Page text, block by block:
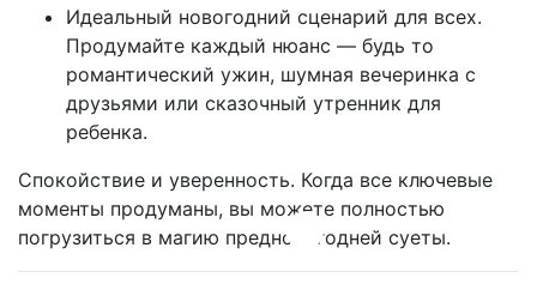
Идеальный новогодний сценарий для всех.
Продумайте каждый нюанс — будь то
романтический ужин, шумная вечеринка с
друзьями или сказочный утренник для
ребенка.
Спокойствие и уверенность. Когда все ключевые
моменты продуманы, вы можете полностью
погрузиться в магию предновогодней суеты.